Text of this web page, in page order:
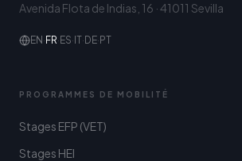
Avenida Flota de Indias, 16 · 41011 Sevilla
EN · FR· ES· IT· DE· PT
PROGRAMMES DE MOBILITÉ
Stages EFP (VET)
Stages HEI